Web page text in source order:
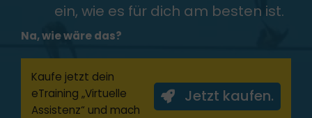
ein, wie es für dich am besten ist.
Na, wie wäre das?
Jetzt kaufen.
Kaufe jetzt dein
eTraining „Virtuelle
Assistenz“ und mach